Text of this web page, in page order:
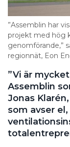
”Assemblin har
projekt med hög
genomförande,”
regionnät, Eon
”Vi är
Assemblin
Jonas
som avser